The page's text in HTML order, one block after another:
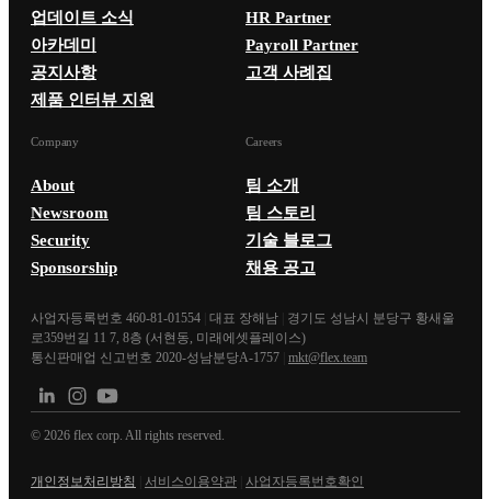
업데이트 소식
아카데미
공지사항
제품 인터뷰 지원
HR Partner
Payroll Partner
고객 사례집
Company
About
Newsroom
Security
Sponsorship
Careers
팀 소개
팀 스토리
기술 블로그
채용 공고
사업자등록번호 460-81-01554 대표 장해남
경기도 성남시 분당구 황새울
로359번길 11 7, 8층 (서현동, 미래에셋플레이스)
통신판매업 신고번호 2020-성남분당A-1757 mkt@flex.team
© 2026 flex corp. All rights reserved.
개인정보처리방침 서비스이용약관 사업자등록번호확인